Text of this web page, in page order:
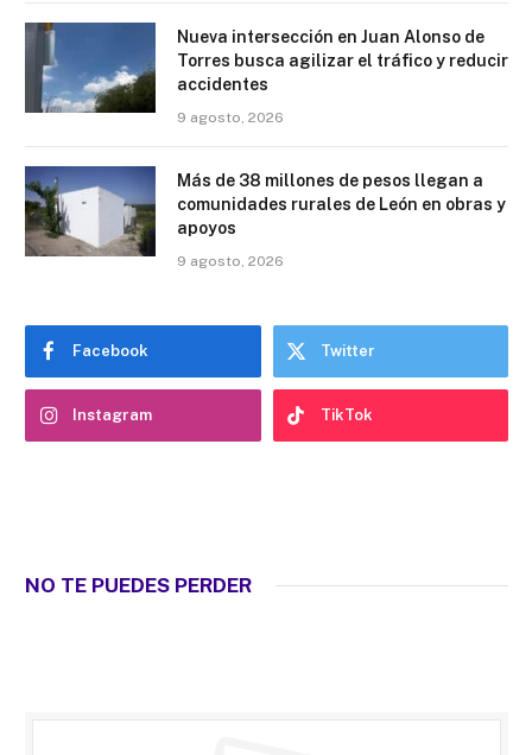
Nueva intersección en Juan Alonso de
Torres busca agilizar el tráfico y reducir
accidentes
9 agosto, 2026
Más de 38 millones de pesos llegan a
comunidades rurales de León en obras y
apoyos
9 agosto, 2026
Facebook Twitter
Instagram TikTok
NO TE PUEDES PERDER